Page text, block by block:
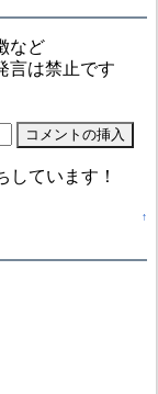
など
言は禁止です
ています！
↑